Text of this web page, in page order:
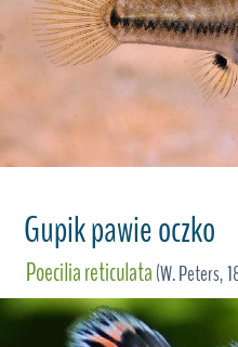
Gupik pawie oczko
Poecilia reticulata(W. Peters,